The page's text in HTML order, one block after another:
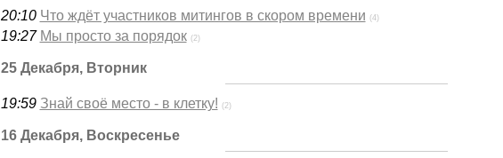
20:10 Что ждёт участников митингов в скором времени (4)
19:27 Мы просто за порядок (2)
25 Декабря, Вторник
19:59 Знай своё место - в клетку! (2)
16 Декабря, Воскресенье